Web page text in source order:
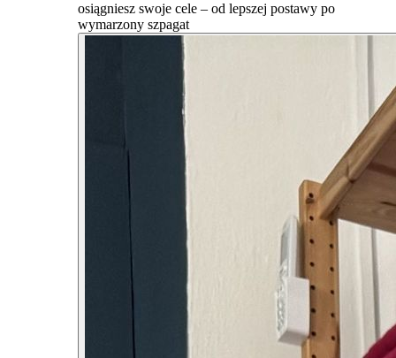
osiągniesz swoje cele – od lepszej postawy po
wymarzony szpagat